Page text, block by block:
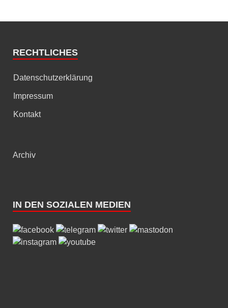
RECHTLICHES
Datenschutzerklärung
Impressum
Kontakt
Archiv
IN DEN SOZIALEN MEDIEN